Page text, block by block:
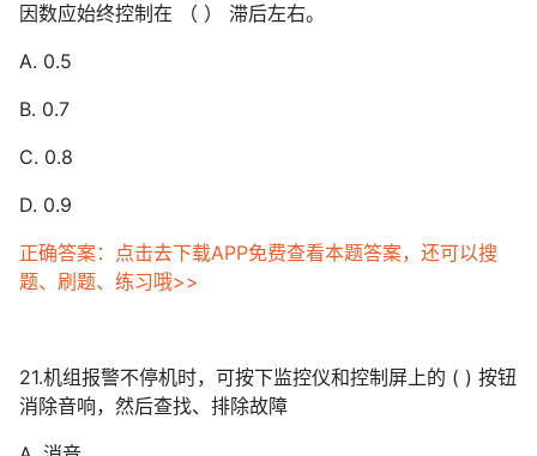
因数应始终控制在 （ ） 滞后左右。
A. 0.5
B. 0.7
C. 0.8
D. 0.9
正确答案：点击去下载APP免费查看本题答案，还可以搜
题、刷题、练习哦>>
21.机组报警不停机时，可按下监控仪和控制屏上的 ( ) 按钮
消除音响，然后查找、排除故障